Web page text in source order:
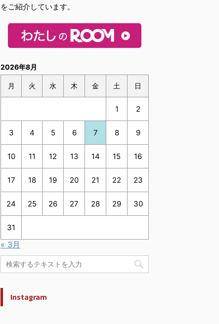
をご紹介しています。
2026年8月
月 火 水 木 金 土 日
1 2
3 4 5 6 7 8 9
10 11 12 13 14 15 16
17 18 19 20 21 22 23
24 25 26 27 28 29 30
31
« 3月
Instagram